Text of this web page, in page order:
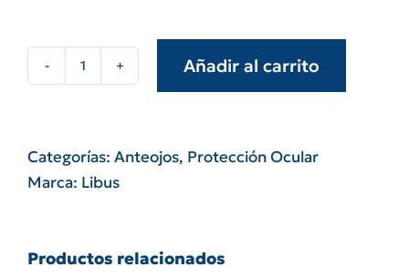
Anteojo
Añadir al carrito
Categorías: Anteojos, Protección Ocular
Marca: Libus
Productos relacionados